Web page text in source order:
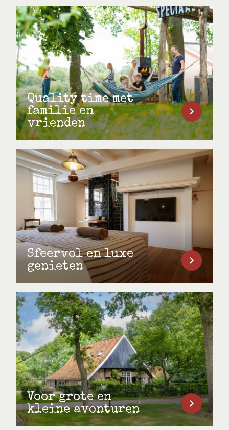
Quality time met
familie en
vrienden
Sfeervol en luxe
genieten
Voor grote en
kleine avonturen